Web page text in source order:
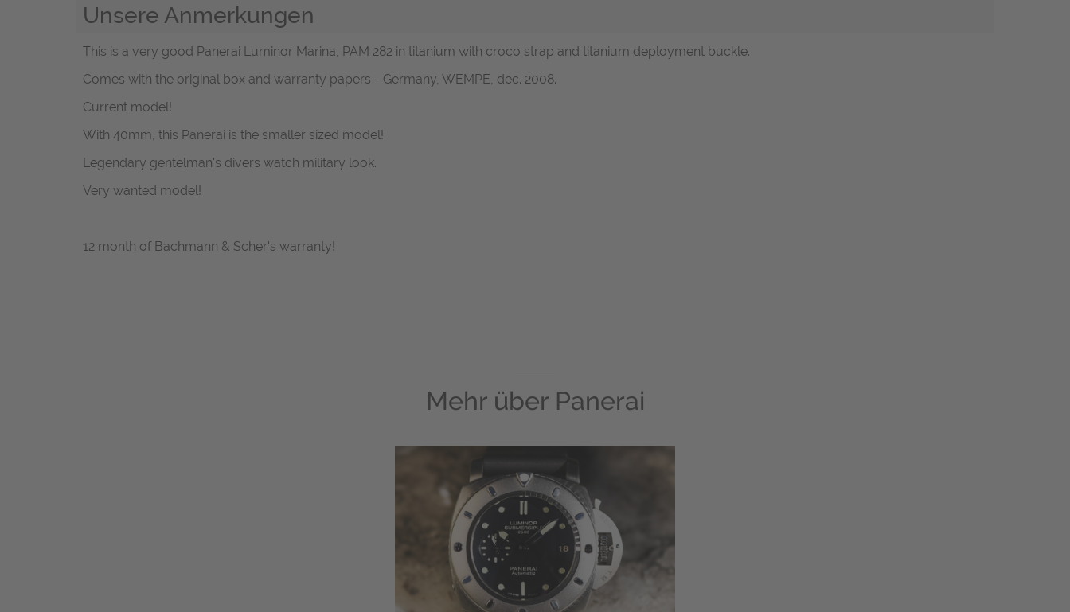
Unsere Anmerkungen
This is a very good Panerai Luminor Marina, PAM 282 in titanium with croco strap and titanium deployment buckle.
Comes with the original box and warranty papers - Germany, WEMPE, dec. 2008.
Current model!
With 40mm, this Panerai is the smaller sized model!
Legendary gentelman's divers watch military look.
Very wanted model!
12 month of Bachmann & Scher's warranty!
Mehr über Panerai